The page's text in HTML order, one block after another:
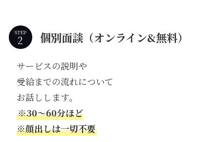
STEP 個別面談（オンライン&無料）
サービスの説明や
受給までの流れについて
お話しします。
※30〜60分ほど
※顔出しは一切不要